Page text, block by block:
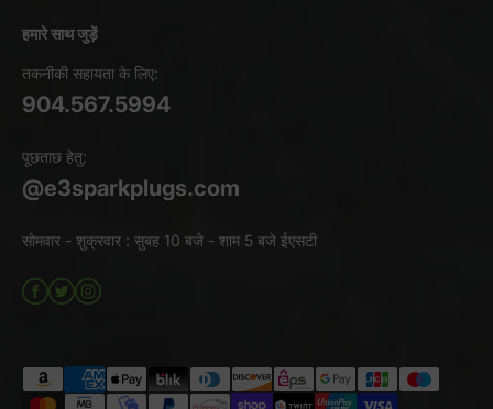
हमारे साथ जुड़ें
तकनीकी सहायता के लिए:
904.567.5994
पूछताछ हेतु:
@e3sparkplugs.com
सोमवार - शुक्रवार : सुबह 10 बजे - शाम 5 बजे ईएसटी